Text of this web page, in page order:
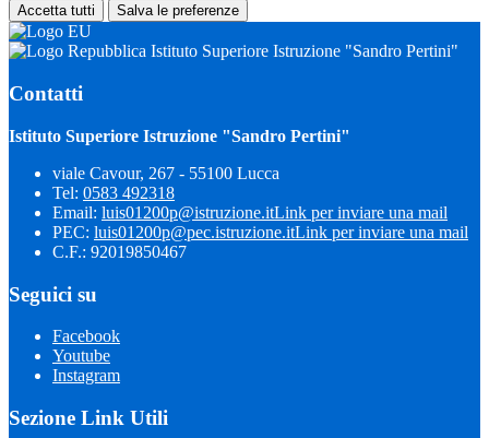
Accetta tutti Salva le preferenze
Istituto Superiore Istruzione "Sandro Pertini"
Contatti
Istituto Superiore Istruzione "Sandro Pertini"
viale Cavour, 267 - 55100 Lucca
Tel: 0583 492318
Email: luis01200p@istruzione.itLink per inviare una mail
PEC: luis01200p@pec.istruzione.itLink per inviare una mail
C.F.: 92019850467
Seguici su
Facebook
Youtube
Instagram
Sezione Link Utili